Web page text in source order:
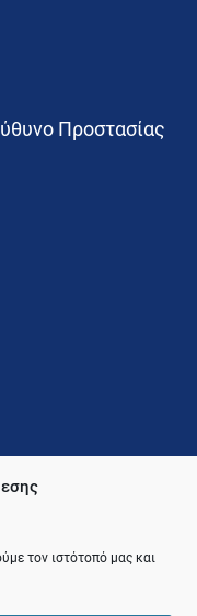
τον ιστότοπό μας και
Προστασίας